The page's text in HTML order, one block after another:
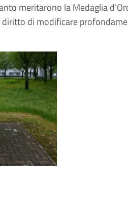
meritarono la Medaglia
diritto di modificare